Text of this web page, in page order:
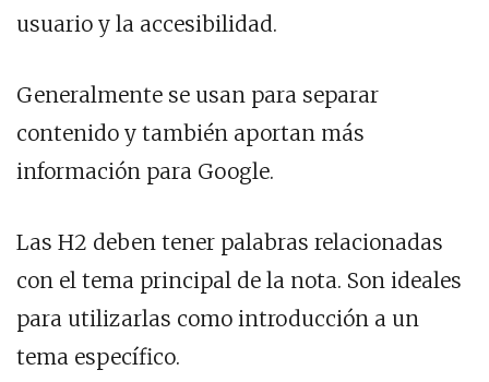
usuario y la accesibilidad.
Generalmente se usan para separar
contenido y también aportan más
información para Google.
Las H2 deben tener palabras relacionadas
con el tema principal de la nota. Son ideales
para utilizarlas como introducción a un
tema específico.